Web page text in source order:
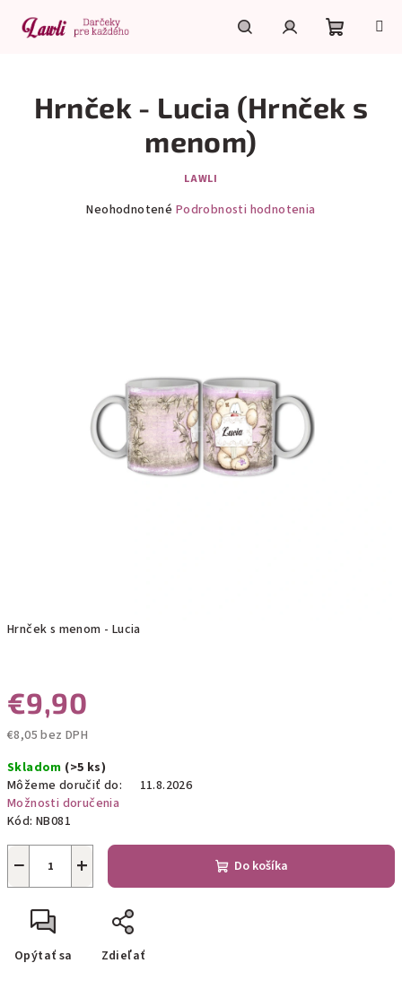
obsah
košík
Hrnček s menom - Lucia
€9,90
€8,05 bez DPH
cena:
Skladom (>5 ks)
Môžeme doručiť do:
11.8.2026
Možnosti doručenia
Kód: NB081
+
− Do košíka
Opýtať sa Zdieľať
Hrnček - Lucia (Hrnček s
menom)
LAWLI
Neohodnotené Podrobnosti hodnotenia